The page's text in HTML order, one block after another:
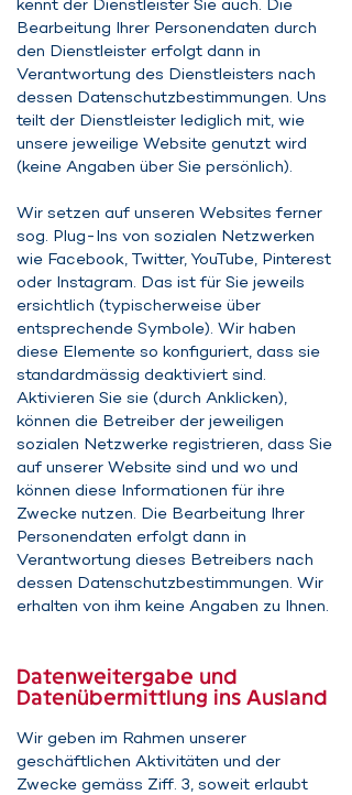
kennt der Dienstleister Sie auch. Die
Bearbeitung Ihrer Personendaten durch
den Dienstleister erfolgt dann in
Verantwortung des Dienstleisters nach
dessen Datenschutzbestimmungen. Uns
teilt der Dienstleister lediglich mit, wie
unsere jeweilige Website genutzt wird
(keine Angaben über Sie persönlich).
Wir setzen auf unseren Websites ferner
sog. Plug-Ins von sozialen Netzwerken
wie Facebook, Twitter, YouTube, Pinterest
oder Instagram. Das ist für Sie jeweils
ersichtlich (typischerweise über
entsprechende Symbole). Wir haben
diese Elemente so konfiguriert, dass sie
standardmässig deaktiviert sind.
Aktivieren Sie sie (durch Anklicken),
können die Betreiber der jeweiligen
sozialen Netzwerke registrieren, dass Sie
auf unserer Website sind und wo und
können diese Informationen für ihre
Zwecke nutzen. Die Bearbeitung Ihrer
Personendaten erfolgt dann in
Verantwortung dieses Betreibers nach
dessen Datenschutzbestimmungen. Wir
erhalten von ihm keine Angaben zu Ihnen.
Datenweitergabe und
Datenübermittlung ins Ausland
Wir geben im Rahmen unserer
geschäftlichen Aktivitäten und der
Zwecke gemäss Ziff. 3, soweit erlaubt